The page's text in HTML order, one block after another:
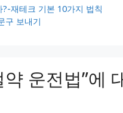
재테크 기본 10가지 법칙
구 보내기
운전법”에